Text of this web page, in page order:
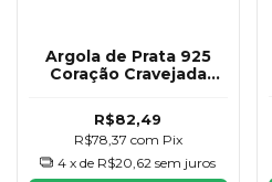
Argola de Prata 925
Coração Cravejada
R$82,49
R$78,37 com Pix
4 x de R$20,62 sem juros